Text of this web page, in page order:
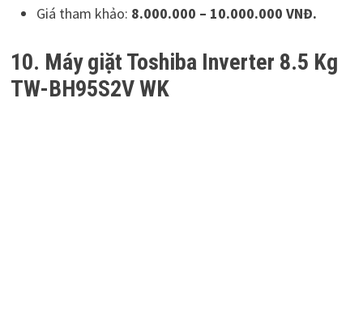
Giá tham khảo: 8.000.000 – 10.000.000 VNĐ.
10. Máy giặt Toshiba Inverter 8.5 Kg
TW-BH95S2V WK